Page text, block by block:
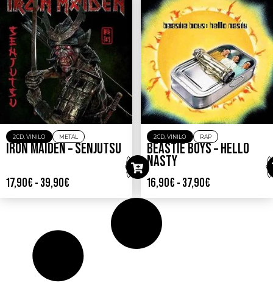
2CD, VINILO METAL
IRON MAIDEN – SENJUTSU
17,90€ - 39,90€
2CD, VINILO RAP
BEASTIE BOYS – HELLO
NASTY
16,90€ - 37,90€